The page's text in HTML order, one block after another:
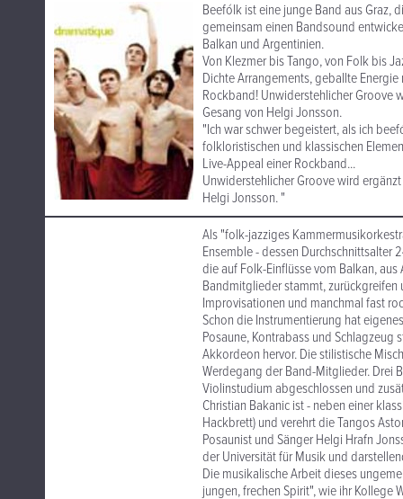
Beefólk ist eine junge Band aus Graz,
gemeinsam einen Bandsound
Balkan und Argentinien.
Von Klezmer bis Tango, von Folk bis
Dichte Arrangements, geballte
Rockband! Unwiderstehlicher Groove
Gesang von Helgi Jonsson.
"Ich war schwer begeistert, als ich
folkloristischen und klassischen
Live-Appeal einer Rockband...
Unwiderstehlicher Groove wird
Helgi Jonsson. "
Als "folk-jazziges
Ensemble - dessen Durchschnittsalter
die auf Folk-Einflüsse vom Balkan,
Bandmitglieder stammt,
Improvisationen und manchmal fast
Schon die Instrumentierung hat
Posaune, Kontrabass und
Akkordeon hervor. Die stilistische
Werdegang der Band-Mitglieder. Drei
Violinstudium abgeschlossen und
Christian Bakanic ist - neben einer
Hackbrett) und verehrt die Tangos
Posaunist und Sänger Helgi Hrafn
der Universität für Musik und
Die musikalische Arbeit dieses
jungen, frechen Spirit", wie ihr